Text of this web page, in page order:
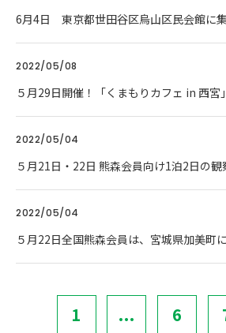
6月4日 東京都世田谷区烏山区民会館に集
2022/05/08
５月29日開催！「くまもりカフェ in 西宮」
2022/05/04
５月21日・22日 熊森会員向け1泊2日の
2022/05/04
５月22日全国熊森会員は、宮城県加美町
1 ... 6